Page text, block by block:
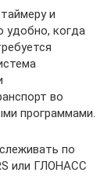
и
удобно, когда
во
программами.
по
или ГЛОНАСС